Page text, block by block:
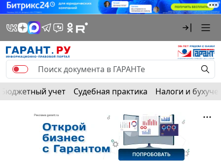
Бюджетный учет Судебная практика Налоги и